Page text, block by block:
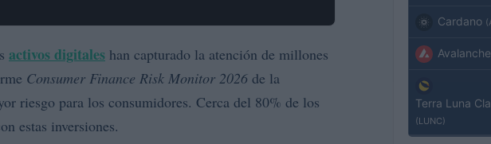
activos digitales han capturado la atención de millones
Consumer Finance Risk Monitor 2026 de la
riesgo para los consumidores. Cerca del 80% de los
estas inversiones.
Cardano
Avalanche
Terra Luna
(LUNC)